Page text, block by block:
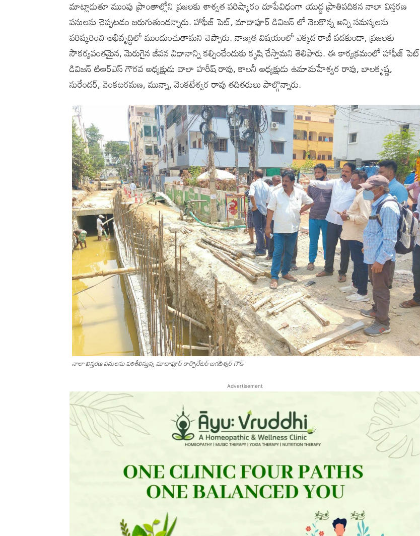
మాట్లాడుతూ ముంపు ప్రాంతాల్లోని ప్రజలకు శాశ్వత పరిష్కారం చూపేవిధంగా యుద్ధ ప్రాతిపదికన నాలా విస్తరణ
పనులను చెప్పటడం జరుగుతుందన్నారు. హాఫీజ్ పెట్, మాదాపూర్ డివిజన్ లో నెలకొన్న అన్ని సమస్యలను
పరిష్కరించి అభివృద్ధిలో ముందుంచుతామని చెప్పారు. నాణ్యత విషయంలో ఎక్కడ రాజీ పడకుండా, ప్రజలకు
సౌకర్యవంతమైన, మెరుగైన జీవన విధానాన్ని కల్పించేందుకు కృషి చేస్తామని తెలిపారు. ఈ కార్యక్రమంలో హాఫీజ్ పెట్
డివిజన్ టిఆర్ఎస్ గౌరవ అధ్యక్షుడు వాలా హరీష్ రావు, కాలనీ అధ్యక్షుడు ఉమామహేశ్వర రావు, బాలకృష్ణ,
సురేందర్, వెంకటరమణ, మున్నా, వెంకటేశ్వర రావు తదితరులు పాల్గొన్నారు.
నాలా విస్తరణ పనులను పరిశీలిస్తున్న మాదాపూర్ కార్పొరేటర్ జగదీశ్వర్ గౌడ్
Advertisement